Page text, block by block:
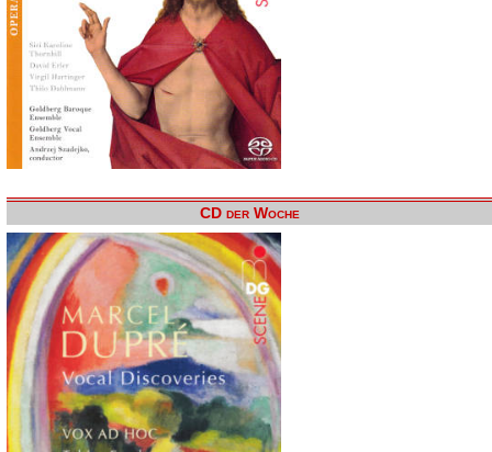
CD der Woche